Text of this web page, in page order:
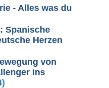
- Alles was du
Spanische
Herzen
von
ins